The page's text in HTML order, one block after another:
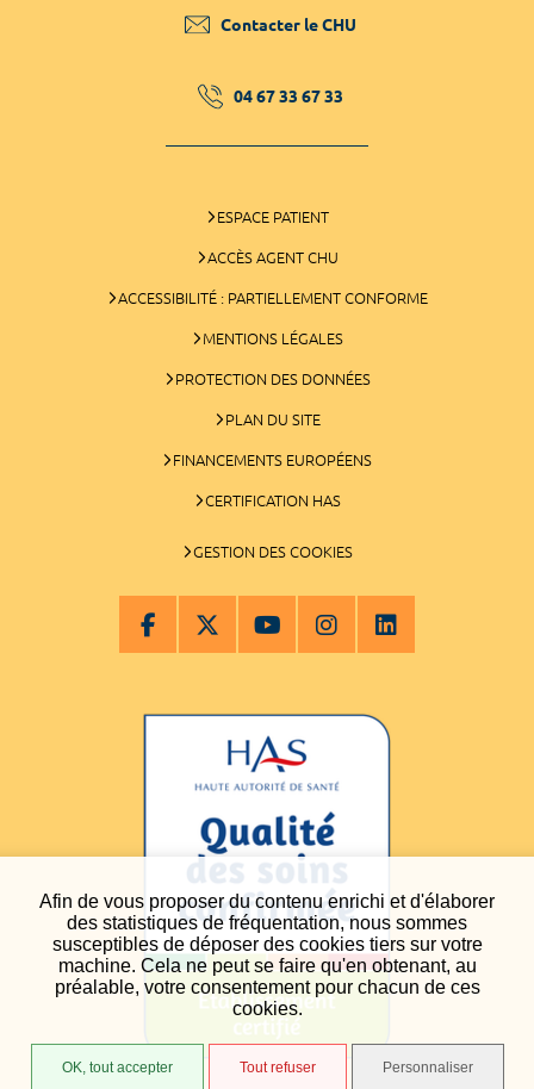
Afin de vous proposer du contenu enrichi et d'élaborer
des statistiques de fréquentation, nous sommes
susceptibles de déposer des cookies tiers sur votre
machine. Cela ne peut se faire qu'en obtenant, au
préalable, votre consentement pour chacun de ces
cookies.
OK, tout accepter Tout refuser Personnaliser
Contacter le CHU
04 67 33 67 33
ESPACE PATIENT
ACCÈS AGENT CHU
ACCESSIBILITÉ : PARTIELLEMENT CONFORME
MENTIONS LÉGALES
PROTECTION DES DONNÉES
PLAN DU SITE
FINANCEMENTS EUROPÉENS
CERTIFICATION HAS
GESTION DES COOKIES